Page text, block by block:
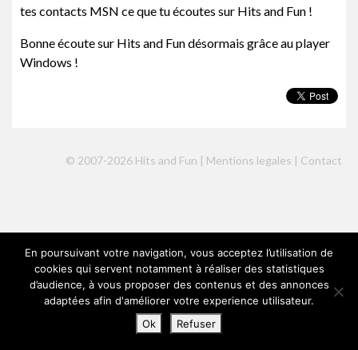
tes contacts MSN ce que tu écoutes sur Hits and Fun !
Bonne écoute sur Hits and Fun désormais grâce au player
Windows !
© 2007-2026 Hits and Fun | Mentions legales | Contact
En poursuivant votre navigation, vous acceptez l’utilisation de
cookies qui servent notamment à réaliser des statistiques
d’audience, à vous proposer des contenus et des annonces
adaptées afin d'améliorer votre experience utilisateur.
Ok
Refuser